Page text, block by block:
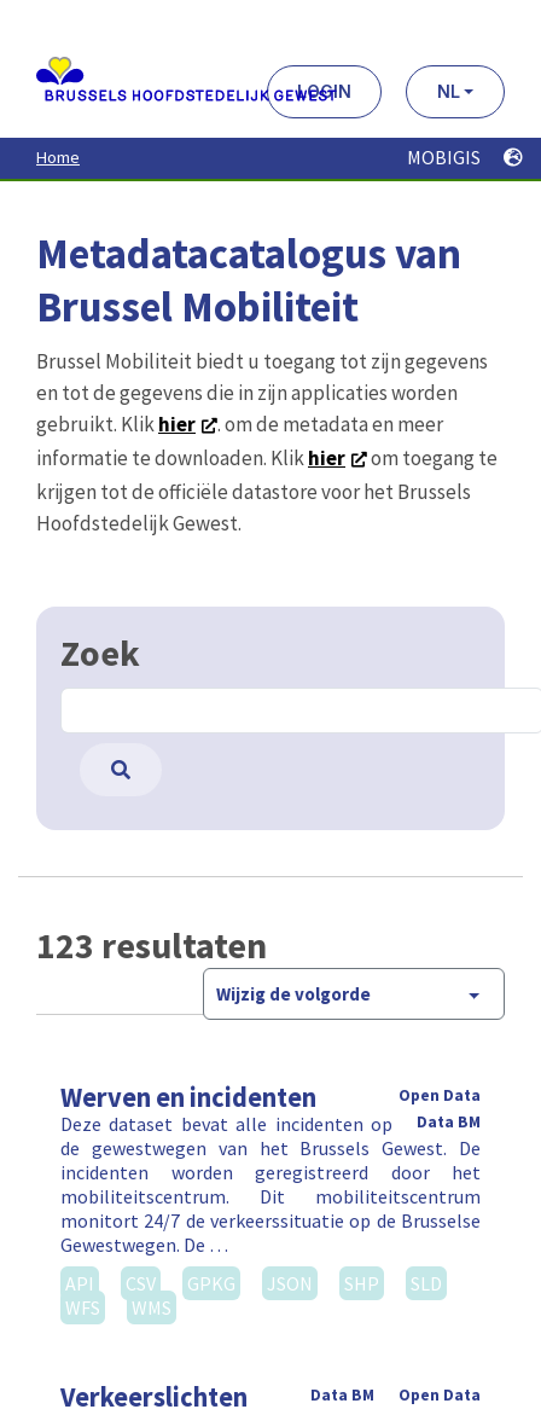
contenu
principal
LOGIN NL
Home MOBIGIS
Metadatacatalogus van
Brussel Mobiliteit
Brussel Mobiliteit biedt u toegang tot zijn gegevens
en tot de gegevens die in zijn applicaties worden
gebruikt. Klikhier
. om de metadata en meer
informatie te downloaden. Klikhier
om toegang te
krijgen tot de officiële datastore voor het Brussels
Hoofdstedelijk Gewest.
Zoek
123 resultaten
Wijzig de volgorde
Werven en incidenten
Open Data
Data BM
Deze dataset bevat alle incidenten op
de gewestwegen van het Brussels Gewest. De
incidenten worden geregistreerd door het
mobiliteitscentrum. Dit mobiliteitscentrum
monitort 24/7 de verkeerssituatie op de Brusselse
Gewestwegen. De …
API
CSV GPKG JSON SHP
SLD
WFS
WMS
Verkeerslichten Open Data
Data BM